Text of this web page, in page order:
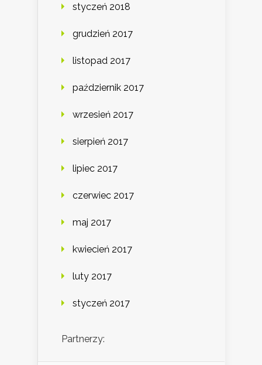
styczeń 2018
grudzień 2017
listopad 2017
październik 2017
wrzesień 2017
sierpień 2017
lipiec 2017
czerwiec 2017
maj 2017
kwiecień 2017
luty 2017
styczeń 2017
Partnerzy: